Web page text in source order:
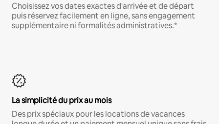
Choisissez vos dates exactes d'arrivée et de départ
puis réservez facilement en ligne, sans engagement
supplémentaire ni formalités administratives.*
La simplicité du prix au mois
Des prix spéciaux pour les locations de vacances